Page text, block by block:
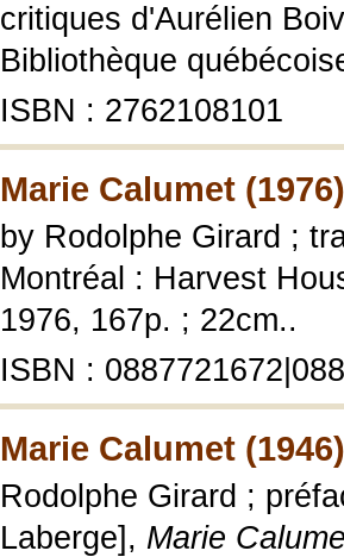
critiques d'Aurélien
Bibliothèque
ISBN : 2762108101
Marie Calumet (1976)
by Rodolphe Girard ;
Montréal : Harvest
1976, 167p. ; 22cm..
ISBN :
Marie Calumet (1946)
Rodolphe Girard ;
Laberge], Marie